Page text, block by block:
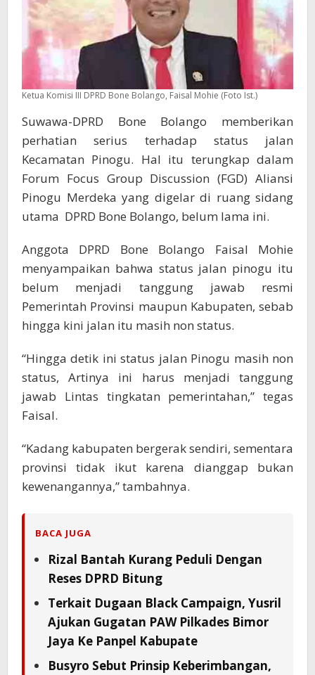
Ketua Komisi III DPRD Bone Bolango, Faisal Mohie (Foto Ist.)
Suwawa-DPRD Bone Bolango memberikan
perhatian serius terhadap status jalan
Kecamatan Pinogu. Hal itu terungkap dalam
Forum Focus Group Discussion (FGD) Aliansi
Pinogu Merdeka yang digelar di ruang sidang
utama DPRD Bone Bolango, belum lama ini.
Anggota DPRD Bone Bolango Faisal Mohie
menyampaikan bahwa status jalan pinogu itu
belum menjadi tanggung jawab resmi
Pemerintah Provinsi maupun Kabupaten, sebab
hingga kini jalan itu masih non status.
“Hingga detik ini status jalan Pinogu masih non
status, Artinya ini harus menjadi tanggung
jawab Lintas tingkatan pemerintahan,” tegas
Faisal.
“Kadang kabupaten bergerak sendiri, sementara
provinsi tidak ikut karena dianggap bukan
kewenangannya,” tambahnya.
BACA JUGA
Rizal Bantah Kurang Peduli Dengan
Reses DPRD Bitung
Terkait Dugaan Black Campaign, Yusril
Ajukan Gugatan PAW Pilkades Bimor
Jaya Ke Panpel Kabupate
Busyro Sebut Prinsip Keberimbangan,